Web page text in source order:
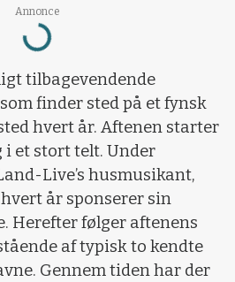
Annonce
Loading...
tilbagevendende
finder sted på et fynsk
hvert år. Aftenen starter
et stort telt. Under
Live’s husmusikant,
år sponserer sin
Herefter følger aftenens
af typisk to kendte
Gennem tiden har der